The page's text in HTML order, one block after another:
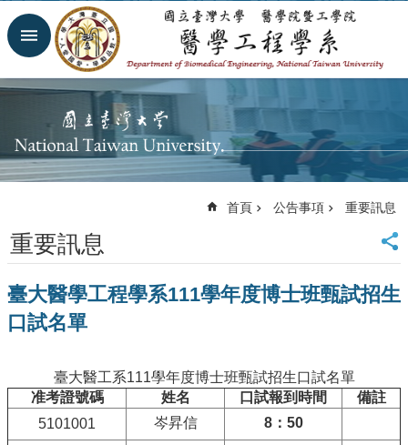
跳到主要內容區塊
進
搜
首
頁
導
覽
大
首
頁
醫
院
醫
首頁 公告事項 重要訊息
重要訊息
臺大醫學工程學系111學年度博士班甄試招生
口試名單
臺大醫工系111學年度博士班甄試招生口試名單
准考證號碼
姓名 口試報到時間
備註
5101001
岑昇信 8： 50